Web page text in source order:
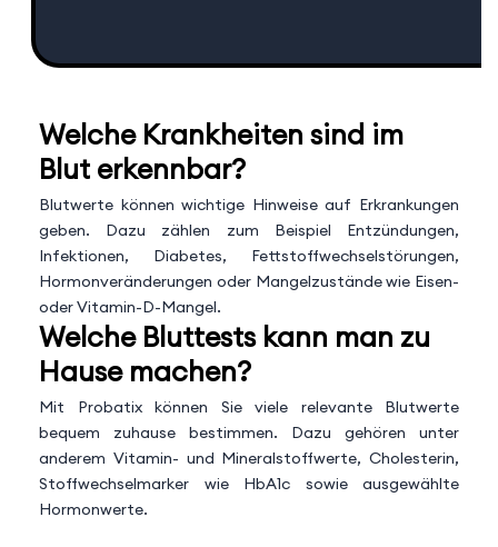
Welche Krankheiten sind im
Blut erkennbar?
Blutwerte können wichtige Hinweise auf Erkrankungen
geben. Dazu zählen zum Beispiel Entzündungen,
Infektionen, Diabetes, Fettstoffwechselstörungen,
Hormonveränderungen oder Mangelzustände wie Eisen-
oder Vitamin-D-Mangel.
Welche Bluttests kann man zu
Hause machen?
Mit Probatix können Sie viele relevante Blutwerte
bequem zuhause bestimmen. Dazu gehören unter
anderem Vitamin- und Mineralstoffwerte, Cholesterin,
Stoffwechselmarker wie HbA1c sowie ausgewählte
Hormonwerte.